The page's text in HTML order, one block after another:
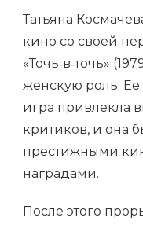
Татьяна
кино со своей
«Точь‑в‑точь»
женскую роль. Ее
игра привлекла
критиков, и она
престижными
наградами.
После этого